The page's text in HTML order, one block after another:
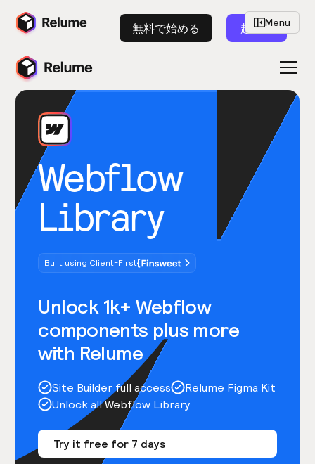
無料で始める 起動
Webflow
Library
Built using Client-First
Unlock 1k+ Webflow
components plus more
with Relume
Site Builder full access
Relume Figma Kit
Unlock all Webflow Library
Try it free for 7 days
Menu